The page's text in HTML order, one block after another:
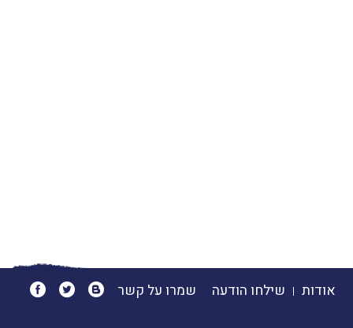
אודות שילחו הודעה שמרו על קשר